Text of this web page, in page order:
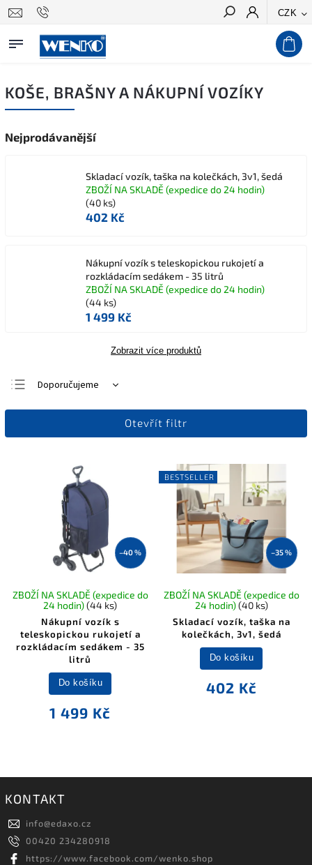
CZK
Hledat
KOŠE, BRAŠNY A NÁKUPNÍ VOZÍKY
Nejprodávanější
Skladací vozík, taška na kolečkách, 3v1, šedá
ZBOŽÍ NA SKLADĚ (expedice do 24 hodin)
(40 ks)
402 Kč
Nákupní vozík s teleskopickou rukojetí a
rozkládacím sedákem - 35 litrů
ZBOŽÍ NA SKLADĚ (expedice do 24 hodin)
(44 ks)
1 499 Kč
Zobrazit více produktů
Doporučujeme
Nejlevnější
Abecedně
Otevřít filtr
–40 %
Nákupní vozík s
teleskopickou rukojetí a
rozkládacím sedákem - 35
litrů
ZBOŽÍ NA SKLADĚ (expedice do
24 hodin)(44 ks)
1 499 Kč
Do košíku
BESTSELLER
–35 %
Skladací vozík, taška na
kolečkách, 3v1, šedá
ZBOŽÍ NA SKLADĚ (expedice do
24 hodin)(40 ks)
402 Kč
Do košíku
KONTAKT
info@edaxo.cz
00420 234280918
https://www.facebook.com/wenko.shop